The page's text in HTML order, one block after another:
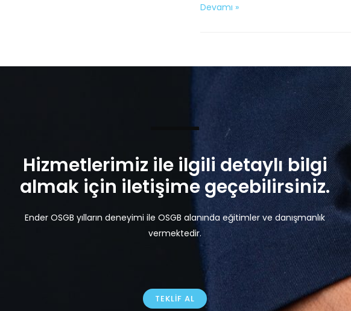
Devamı »
Hizmetlerimiz ile ilgili detaylı bilgi
almak için iletişime geçebilirsiniz.
Ender OSGB yılların deneyimi ile OSGB alanında eğitimler ve danışmanlık
vermektedir.
TEKLIF AL